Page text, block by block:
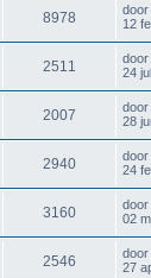
8978 door
12
2511 door
24
2007 door
28
2940 door
24
3160 door
02
2546 door
27